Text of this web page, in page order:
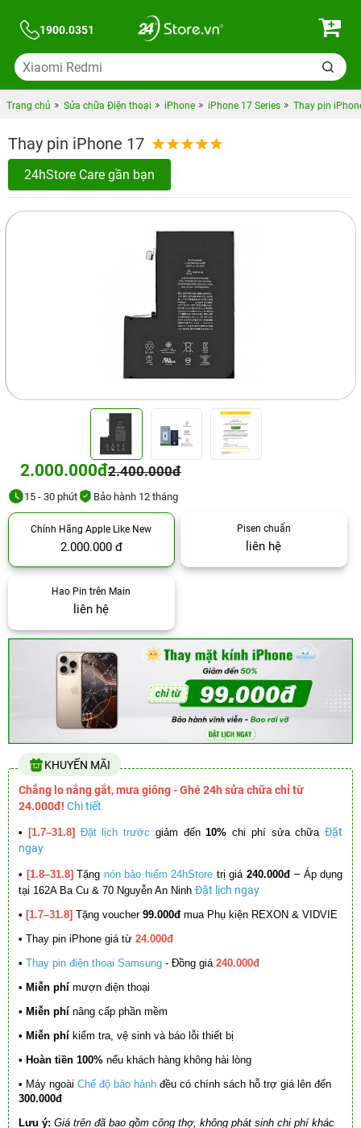
1900.0351
Trang chủ Sửa chữa Điện thoại iPhone iPhone 17 Series Thay pin
Thay pin iPhone 17
24hStore Care gần bạn
2.000.000đ2.400.000đ
15 - 30 phút Bảo hành 12 tháng
Chính Hãng Apple Like New
2.000.000 đ
Pisen chuẩn
liên hệ
Hao Pin trên Main
liên hệ
KHUYẾN MÃI
Chẳng lo nắng gắt, mưa giông - Ghé 24h sửa chữa chỉ từ
24.000đ! Chi tiết
• [1.7–31.8] Đặt lịch trước giảm đến10% chi phí sửa chữa Đặt
ngay
• [1.8–31.8] Tặng nón bảo hiểm 24hStore trị giá 240.000đ – Áp dụng
tại 162A Ba Cu & 70 Nguyễn An Ninh Đặt lịch ngay
• [1.7–31.8] Tặng voucher 99.000đ mua Phụ kiện REXON & VIDVIE
• Thay pin iPhone giá từ 24.000đ
• Thay pin điện thoại Samsung - Đồng giá 240.000đ
• Miễn phí mượn điện thoại
• Miễn phí nâng cấp phần mềm
• Miễn phí kiểm tra, vệ sinh và báo lỗi thiết bị
• Hoàn tiền 100% nếu khách hàng không hài lòng
• Máy ngoài Chế độ bảo hành đều có chính sách hỗ trợ giá lên đến
300.000đ
Lưu ý: Giá trên đã bao gồm công thợ, không phát sinh chi phí khác